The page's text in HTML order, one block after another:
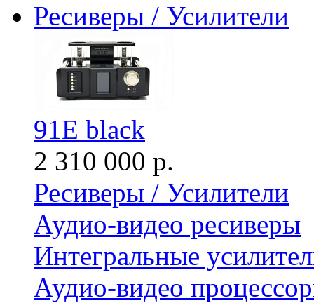
Ресиверы / Усилители
91E black
2 310 000 р.
Ресиверы / Усилители
Аудио-видео ресиверы
Интегральные
Аудио-видео